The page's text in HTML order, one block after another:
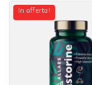
In offerta!